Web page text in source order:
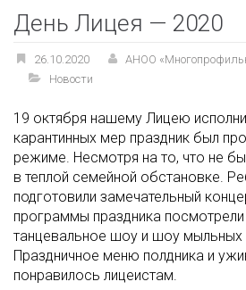
День Лицея — 2020
26.10.2020
АНОО
Новости
19 октября нашему Лицею
карантинных мер праздник был
режиме. Несмотря на то, что не
в теплой семейной обстановке.
подготовили замечательный
программы праздника
танцевальное шоу и шоу мыльных
Праздничное меню полдника и
понравилось лицеистам.